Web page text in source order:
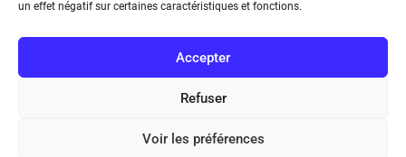
un effet négatif sur certaines caractéristiques et fonctions.
Accepter
Refuser
Voir les préférences
conçus au sein d’une économie circulaire et
respectueuse de l’environnement.